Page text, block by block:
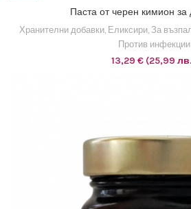
Паста от черен кимион за
Хранителни добавки, Еликсири, За
Против инфекции
13,29 € (25,99